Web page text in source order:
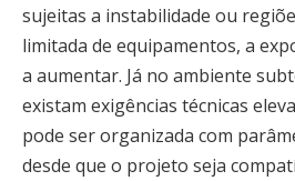
sujeitas a instabilidade ou
limitada de equipamentos, a
a aumentar. Já no ambiente
existam exigências técnicas
pode ser organizada com
desde que o projeto seja